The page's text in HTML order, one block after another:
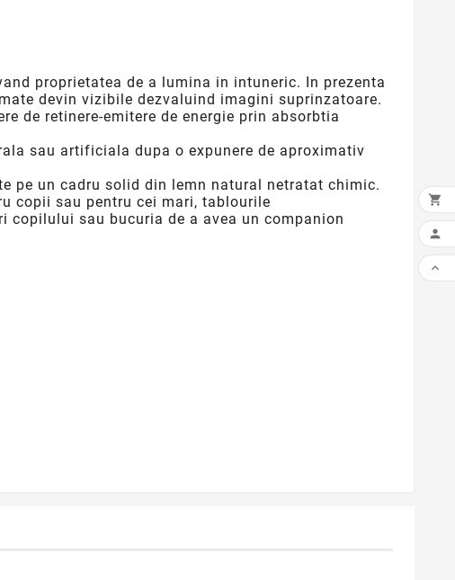
proprietatea de a lumina in intuneric. In prezenta
devin vizibile dezvaluind imagini suprinzatoare.
de retinere-emitere de energie prin absorbtia
sau artificiala dupa o expunere de aproximativ
pe un cadru solid din lemn natural netratat chimic.
copii sau pentru cei mari, tablourile
copilului sau bucuria de a avea un companion


